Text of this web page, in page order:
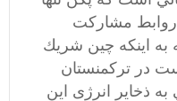
مشارکت
به اينكه چين شريك
در تركمنستان
ذخایر انرژی اين